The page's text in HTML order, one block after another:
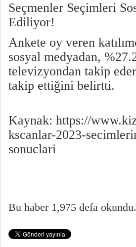
Seçmenler Seçimleri
Ediliyor!
Ankete oy veren
sosyal medyadan,
televizyondan takip
takip ettiğini belirtti.
Kaynak: https://
kscanlar-2023-
sonuclari
Bu haber 1,975 defa okundu.